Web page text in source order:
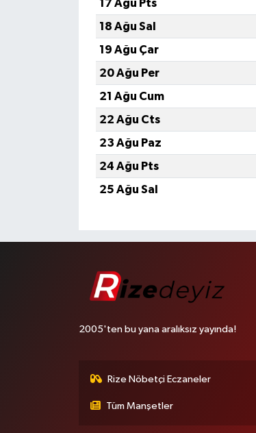
17 Ağu Pts
18 Ağu Sal
19 Ağu Çar
20 Ağu Per
21 Ağu Cum
22 Ağu Cts
23 Ağu Paz
24 Ağu Pts
25 Ağu Sal
2005'ten bu yana aralıksız yayında!
Rize Nöbetçi Eczaneler
Tüm Manşetler